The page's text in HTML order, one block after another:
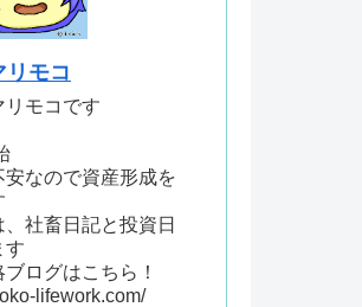
リモコ
リモコです
なので資産形成を
社畜日記と投資日
す
ログはこちら！
lifework.com/